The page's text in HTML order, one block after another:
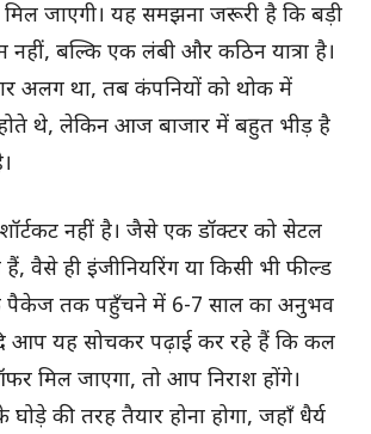
जाएगी। यह समझना जरूरी है कि बड़ी
नहीं, बल्कि एक लंबी और कठिन यात्रा है।
अलग था, तब कंपनियों को थोक में
होते थे, लेकिन आज बाजार में बहुत भीड़ है
नहीं है। जैसे एक डॉक्टर को सेटल
वैसे ही इंजीनियरिंग या किसी भी फील्ड
पैकेज तक पहुँचने में 6-7 साल का अनुभव
आप यह सोचकर पढ़ाई कर रहे हैं कि कल
मिल जाएगा, तो आप निराश होंगे।
की तरह तैयार होना होगा, जहाँ धैर्य